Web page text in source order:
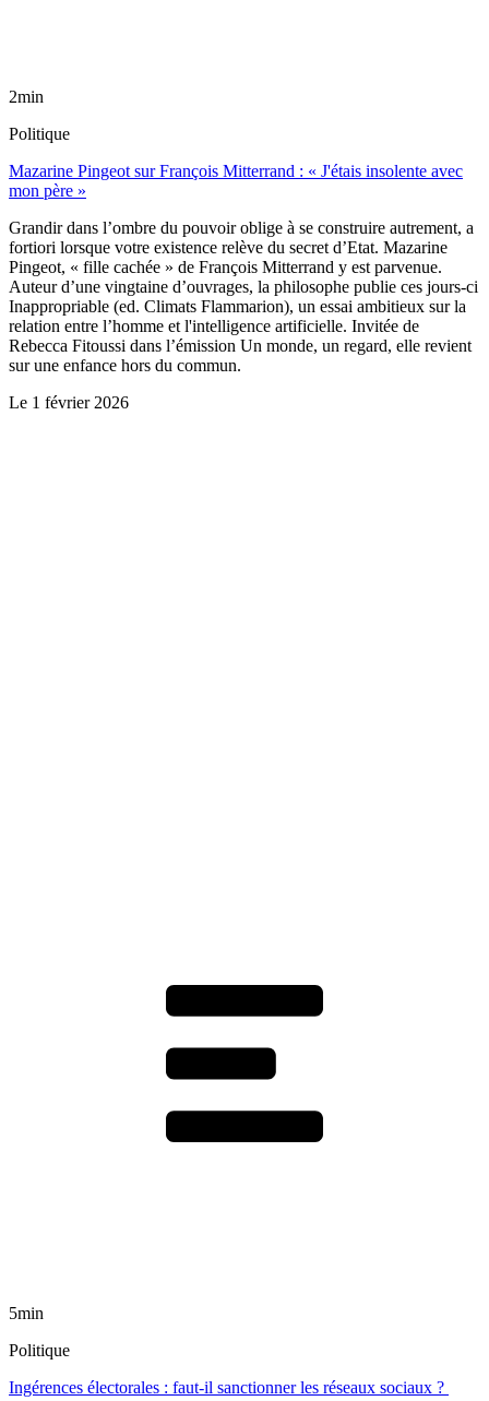
2min
Politique
Mazarine Pingeot sur François Mitterrand : « J'étais insolente avec
mon père »
Grandir dans l’ombre du pouvoir oblige à se construire autrement, a
fortiori lorsque votre existence relève du secret d’Etat. Mazarine
Pingeot, « fille cachée » de François Mitterrand y est parvenue.
Auteur d’une vingtaine d’ouvrages, la philosophe publie ces jours-ci
Inappropriable (ed. Climats Flammarion), un essai ambitieux sur la
relation entre l’homme et l'intelligence artificielle. Invitée de
Rebecca Fitoussi dans l’émission Un monde, un regard, elle revient
sur une enfance hors du commun.
Le 1 février 2026
5min
Politique
Ingérences électorales : faut-il sanctionner les réseaux sociaux ?